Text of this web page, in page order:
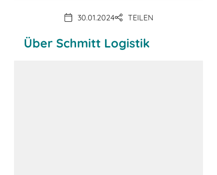
30.01.2024 TEILEN
Über Schmitt Logistik